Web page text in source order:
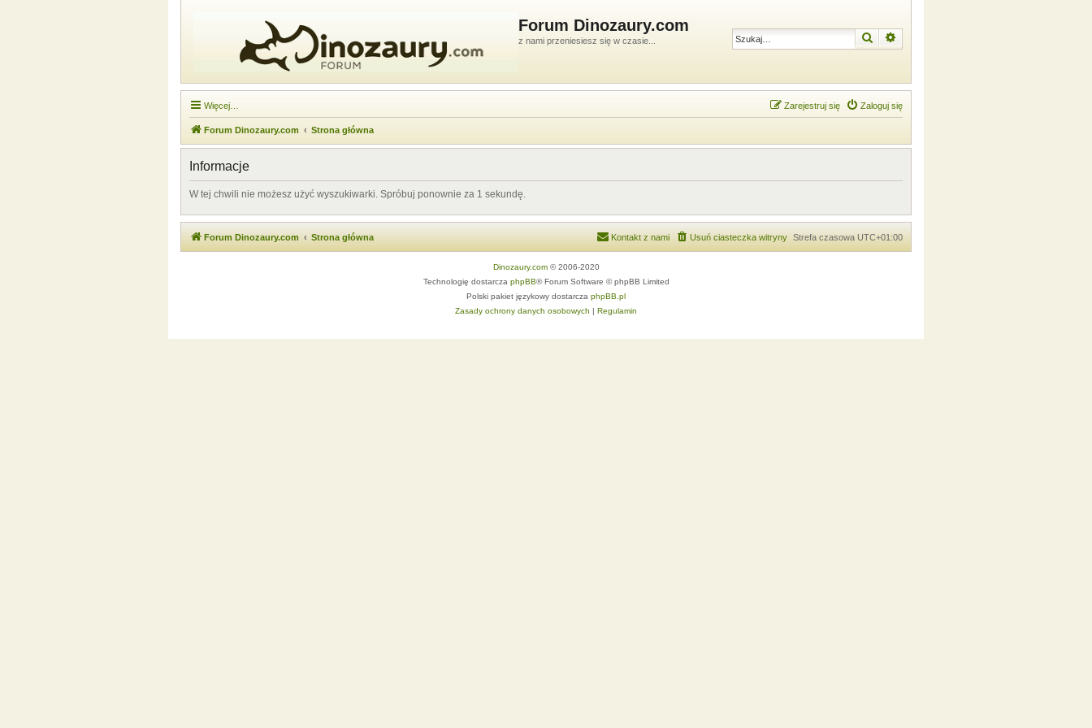
Forum Dinozaury.com
z nami przeniesiesz się w czasie... Szukaj
Więcej… Zaloguj się
Zarejestruj się
Forum Dinozaury.com Strona główna
Informacje
W tej chwili nie możesz użyć wyszukiwarki. Spróbuj ponownie za 1 sekundę.
Forum Dinozaury.com Strona główna Strefa czasowa UTC+01:00
Usuń ciasteczka witryny
Kontakt z nami
Dinozaury.com© 2006-2020
Technologię dostarcza phpBB® Forum Software © phpBB Limited
Polski pakiet językowy dostarcza phpBB.pl
Zasady ochrony danych osobowych | Regulamin